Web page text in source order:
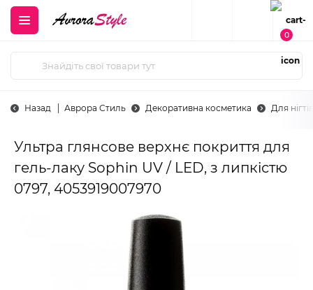
0
Назад Аврора Стиль Декоративна косметика Для нігтів
Ультра глянсове верхнє покриття для
гель-лаку Sophin UV / LED, з липкістю
0797, 4053919007970